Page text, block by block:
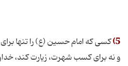
5) کسی که امام حسین (ع) را تنها
و نه برای کسب شهرت، زیارت کند،